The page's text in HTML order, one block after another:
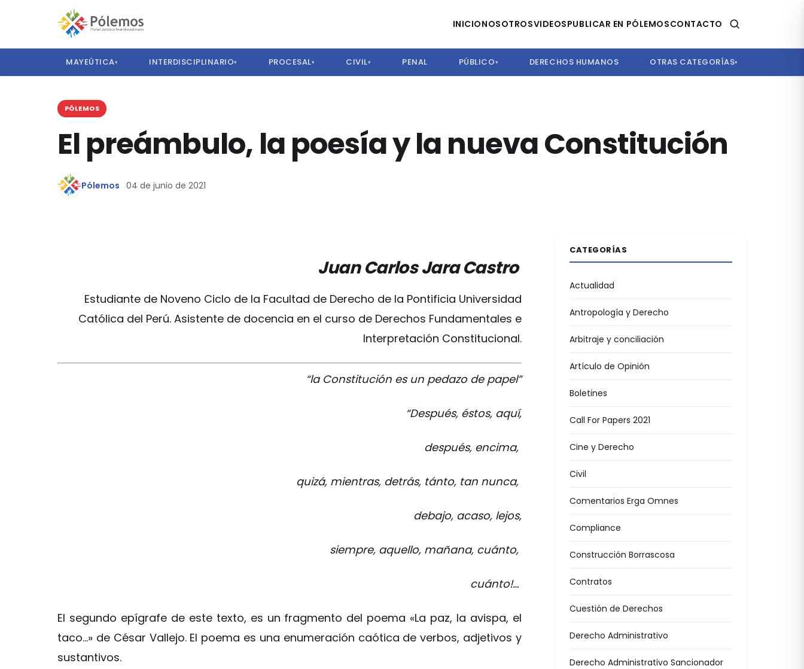
INICIONOSOTROSVIDEOSPUBLICAR EN PÓLEMOSCONTACTO
MAYEÚTICA▾ INTERDISCIPLINARIO▾ PROCESAL▾ CIVIL▾ PENAL PÚBLICO▾ DERECHOS HUMANOS OTRAS CATEGORÍAS▾
PÓLEMOS
El preámbulo, la poesía y la nueva Constitución
Pólemos 04 de junio de 2021
Juan Carlos Jara Castro
Estudiante de Noveno Ciclo de la Facultad de Derecho de la Pontificia Universidad
Católica del Perú. Asistente de docencia en el curso de Derechos Fundamentales e
Interpretación Constitucional.
“la Constitución es un pedazo de papel”
“Después, éstos, aquí,
después, encima,
quizá, mientras, detrás, tánto, tan nunca,
debajo, acaso, lejos,
siempre, aquello, mañana, cuánto,
cuánto!…
El segundo epígrafe de este texto, es un fragmento del poema «La paz, la avispa, el
taco…» de César Vallejo. El poema es una enumeración caótica de verbos, adjetivos y
sustantivos.
CATEGORÍAS
Actualidad
Antropología y Derecho
Arbitraje y conciliación
Artículo de Opinión
Boletines
Call For Papers 2021
Cine y Derecho
Civil
Comentarios Erga Omnes
Compliance
Construcción Borrascosa
Contratos
Cuestión de Derechos
Derecho Administrativo
Derecho Administrativo Sancionador